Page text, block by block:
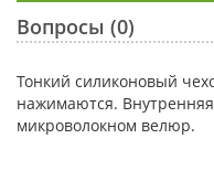
Вопросы (0)
Тонкий силиконовый
нажимаются.
микроволокном велюр.